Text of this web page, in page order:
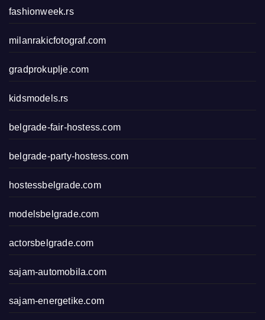
fashionweek.rs
milanrakicfotograf.com
gradprokuplje.com
kidsmodels.rs
belgrade-fair-hostess.com
belgrade-party-hostess.com
hostessbelgrade.com
modelsbelgrade.com
actorsbelgrade.com
sajam-automobila.com
sajam-energetike.com